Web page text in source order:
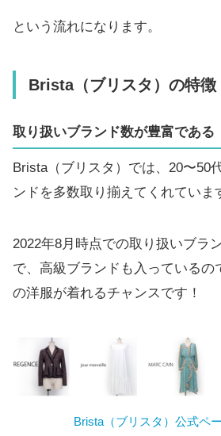
という流れになります。
Brista（ブリスタ）の特徴
取り扱いブランド数が豊富である
Brista（ブリスタ）では、20〜50
ンドを多数取り揃えてくれていま
2022年8月時点での取り扱いブラ
で、高級ブランドも入っているの
の洋服が着れるチャンスです！
Brista（ブリスタ）公式ペ